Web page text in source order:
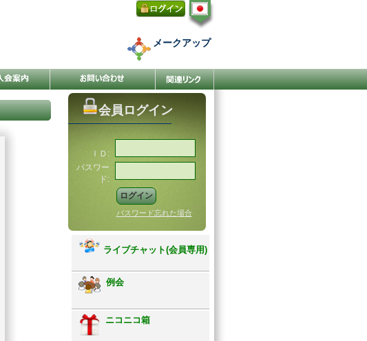
メークアップ
会員ログイン
ＩＤ:
パスワー
ド:
パスワード忘れた場合
ライブチャット(会員専用)
例会
ニコニコ箱